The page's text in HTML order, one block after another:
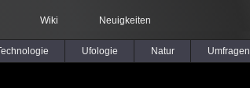
Wiki Neuigkeiten
Ufologie Natur Umfragen